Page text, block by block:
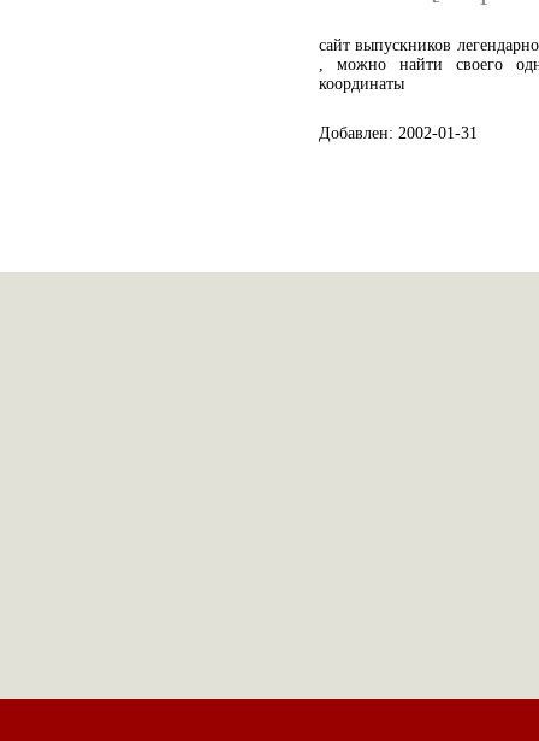
сайт выпускников
, можно найти своего
координаты
Добавлен: 2002-01-31